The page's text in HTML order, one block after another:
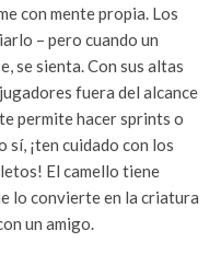
con mente propia. Los
– pero cuando un
se sienta. Con sus altas
fuera del alcance
permite hacer sprints o
sí, ¡ten cuidado con los
El camello tiene
lo convierte en la criatura
un amigo.